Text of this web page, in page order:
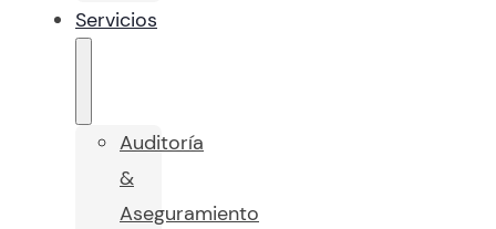
Servicios
Auditoría
&
Aseguramiento